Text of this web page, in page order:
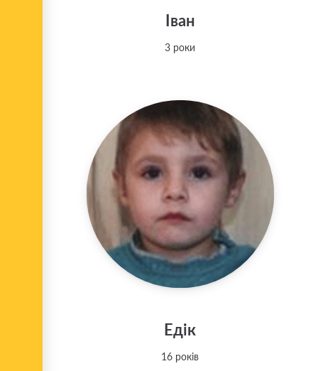
Іван
3 роки
Едік
16 років